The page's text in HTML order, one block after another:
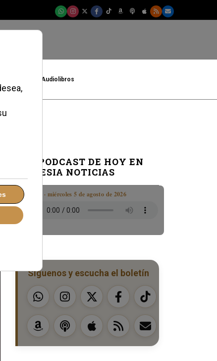
Audiolibros
EL PODCAST DE HOY EN
IGLESIA NOTICIAS
Boletín · miércoles 5 de agosto de 2026
Síguenos y escucha el boletín